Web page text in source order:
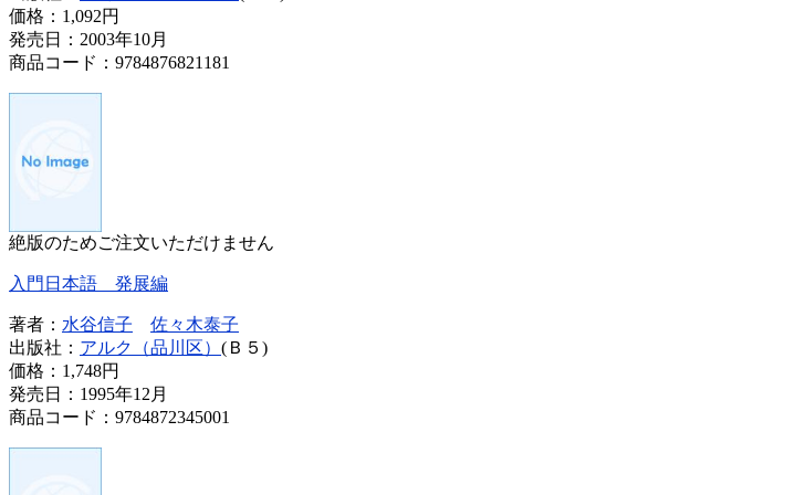
価格： 1,092円
発売日：2003年10月
商品コード：9784876821181
絶版のためご注文いただけません
入門日本語 発展編
著者： 水谷信子
佐々木泰子
出版社： アルク（品川区） (Ｂ５)
価格： 1,748円
発売日：1995年12月
商品コード：9784872345001